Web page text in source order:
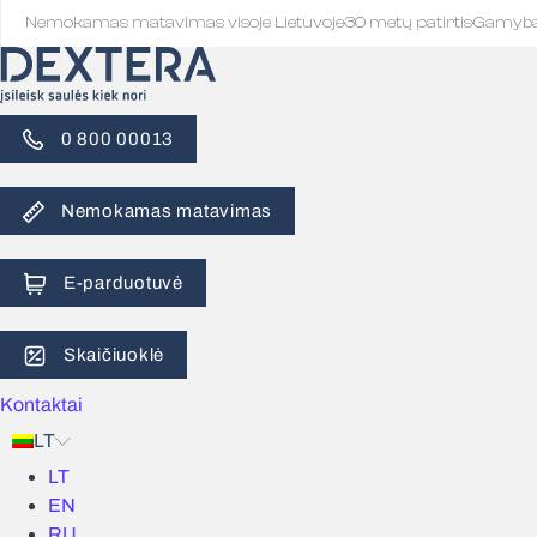
Nemokamas matavimas visoje Lietuvoje·30 metų patirtis·
0 800 00013
Nemokamas matavimas
E-parduotuvė
Skaičiuoklė
Kontaktai
LT
LT
EN